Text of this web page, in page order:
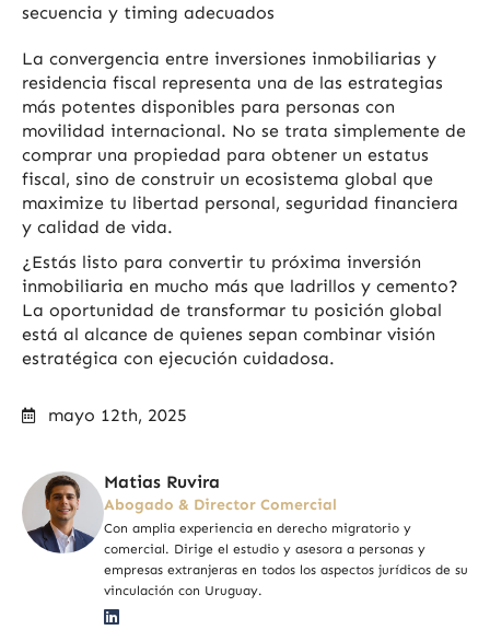
secuencia y timing adecuados
La convergencia entre inversiones inmobiliarias y
residencia fiscal representa una de las estrategias
más potentes disponibles para personas con
movilidad internacional. No se trata simplemente de
comprar una propiedad para obtener un estatus
fiscal, sino de construir un ecosistema global que
maximize tu libertad personal, seguridad financiera
y calidad de vida.
¿Estás listo para convertir tu próxima inversión
inmobiliaria en mucho más que ladrillos y cemento?
La oportunidad de transformar tu posición global
está al alcance de quienes sepan combinar visión
estratégica con ejecución cuidadosa.
mayo 12th, 2025
Matias Ruvira
Abogado & Director Comercial
Con amplia experiencia en derecho migratorio y
comercial. Dirige el estudio y asesora a personas y
empresas extranjeras en todos los aspectos jurídicos de su
vinculación con Uruguay.